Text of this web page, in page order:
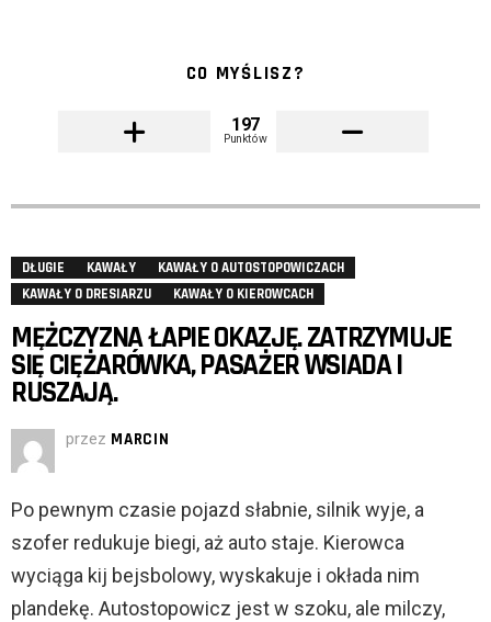
CO MYŚLISZ?
197
Punktów
DŁUGIE KAWAŁY
KAWAŁY O AUTOSTOPOWICZACH
KAWAŁY O DRESIARZU
KAWAŁY O KIEROWCACH
MĘŻCZYZNA ŁAPIE OKAZJĘ. ZATRZYMUJE
SIĘ CIĘŻARÓWKA, PASAŻER WSIADA I
RUSZAJĄ.
przez MARCIN
Po pewnym czasie pojazd słabnie, silnik wyje, a
szofer redukuje biegi, aż auto staje. Kierowca
wyciąga kij bejsbolowy, wyskakuje i okłada nim
plandekę. Autostopowicz jest w szoku, ale milczy,